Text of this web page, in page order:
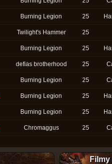
Burning Legion 25
Twilight's Hammer 25
Burning Legion 25
defias brotherhood 25
Burning Legion 25
Burning Legion 25
Burning Legion 25
Chromaggus 25
Filmy